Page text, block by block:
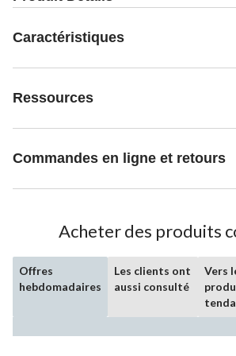
Caractéristiques
Ressources
Commandes en ligne et retours
Acheter des produits
Offres
hebdomadaires
Les clients ont
aussi consulté
Vers